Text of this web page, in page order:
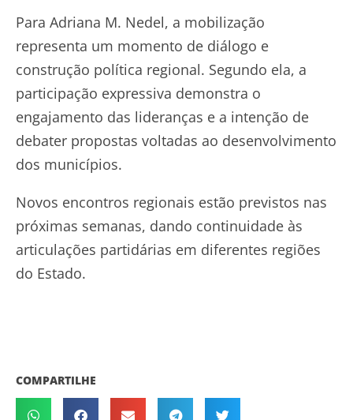
Para Adriana M. Nedel, a mobilização
representa um momento de diálogo e
construção política regional. Segundo ela, a
participação expressiva demonstra o
engajamento das lideranças e a intenção de
debater propostas voltadas ao desenvolvimento
dos municípios.
Novos encontros regionais estão previstos nas
próximas semanas, dando continuidade às
articulações partidárias em diferentes regiões
do Estado.
COMPARTILHE